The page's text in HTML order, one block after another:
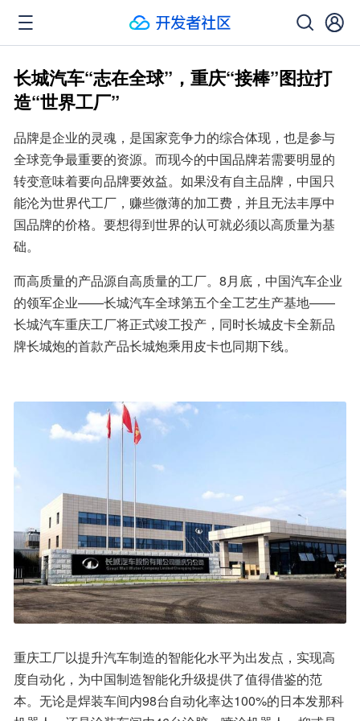
长城汽车“志在全球”，重庆“接棒”图拉打
造“世界工厂”
品牌是企业的灵魂，是国家竞争力的综合体现，也是参与
全球竞争最重要的资源。而现今的中国品牌若需要明显的
转变意味着要向品牌要效益。如果没有自主品牌，中国只
能沦为世界代工厂，赚些微薄的加工费，并且无法丰厚中
国品牌的价格。要想得到世界的认可就必须以高质量为基
础。
而高质量的产品源自高质量的工厂。8月底，中国汽车企业
的领军企业——长城汽车全球第五个全工艺生产基地——
长城汽车重庆工厂将正式竣工投产，同时长城皮卡全新品
牌长城炮的首款产品长城炮乘用皮卡也同期下线。
重庆工厂以提升汽车制造的智能化水平为出发点，实现高
度自动化，为中国制造智能化升级提供了值得借鉴的范
本。无论是焊装车间内98台自动化率达100%的日本发那科